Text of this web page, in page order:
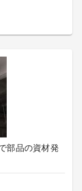
部品の資材発